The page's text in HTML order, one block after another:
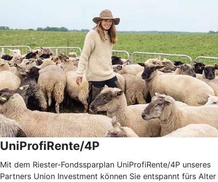
UniProfiRente/4P
Mit dem Riester-Fondssparplan UniProfiRente/4P unseres
Partners Union Investment können Sie entspannt fürs Alter